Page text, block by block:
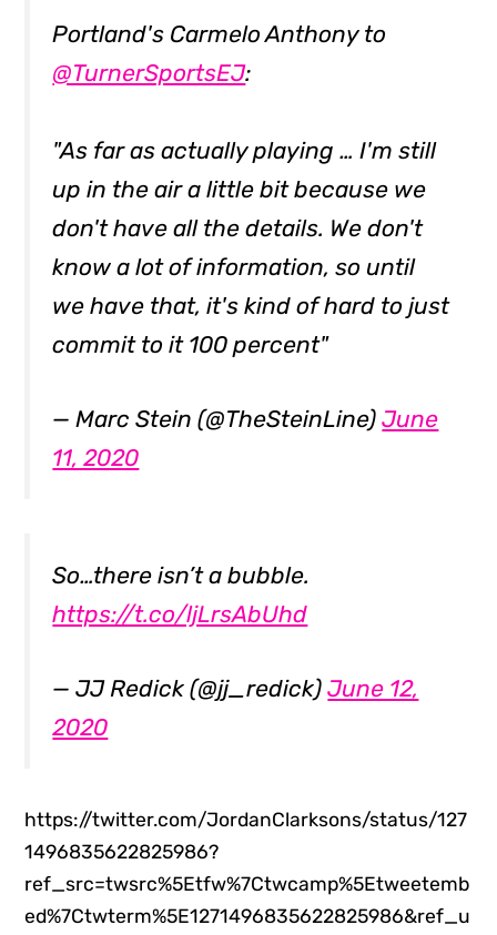
Portland's Carmelo Anthony to
@TurnerSportsEJ:
"As far as actually playing … I'm still
up in the air a little bit because we
don't have all the details. We don't
know a lot of information, so until
we have that, it's kind of hard to just
commit to it 100 percent"
— Marc Stein (@TheSteinLine)June
11, 2020
So…there isn’t a bubble.
https://t.co/ljLrsAbUhd
— JJ Redick (@jj_redick)June 12,
2020
https://twitter.com/JordanClarksons/status/127
1496835622825986?
ref_src=twsrc%5Etfw%7Ctwcamp%5Etweetemb
ed%7Ctwterm%5E1271496835622825986&ref_u